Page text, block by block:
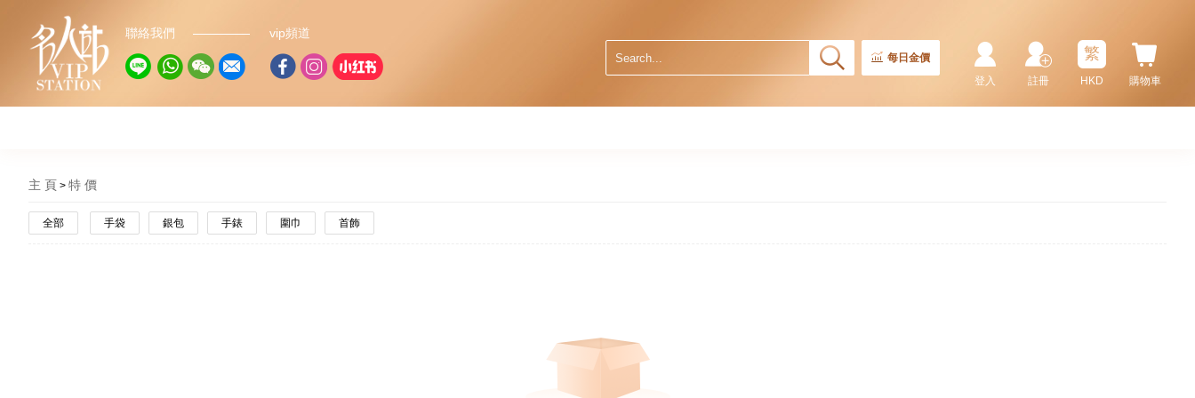
聯絡我們 vip頻道
每日金價
購物車
繁
HKD
註冊
登入
主 頁 特 價
全部 手袋 銀包 手錶 圍巾 首飾